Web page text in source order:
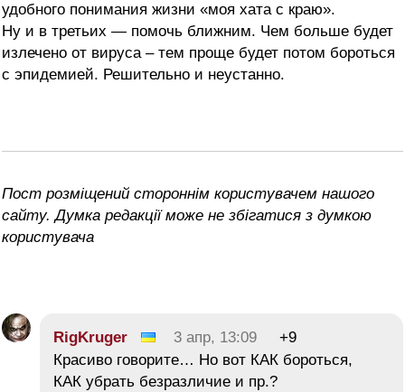
удобного понимания жизни «моя хата с краю».
Ну и в третьих — помочь ближним. Чем больше будет
излечено от вируса – тем проще будет потом бороться
с эпидемией. Решительно и неустанно.
Пост розміщений стороннім користувачем нашого
сайту. Думка редакції може не збігатися з думкою
користувача
RigKruger 3 апр, 13:09
+9
Красиво говорите… Но вот КАК бороться,
КАК убрать безразличие и пр.?